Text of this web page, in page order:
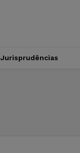
Jurisprudências